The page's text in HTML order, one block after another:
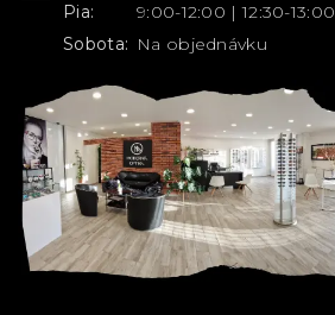
Pia:
9:00-12:00 | 12:30-13:00
Sobota: Na objednávku